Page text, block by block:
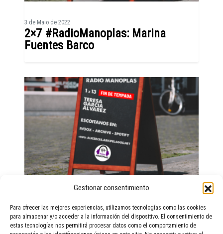
Gestionar consentimiento
Para ofrecer las mejores experiencias, utilizamos tecnologías como las cookies
para almacenar y/o acceder a la información del dispositivo. El consentimiento de
estas tecnologías nos permitirá procesar datos como el comportamiento de
3 de Maio de 2022
2×7 #RadioManoplas: Marina
Fuentes Barco
1×13 #RadioManoplas: Tere García
Álvarez